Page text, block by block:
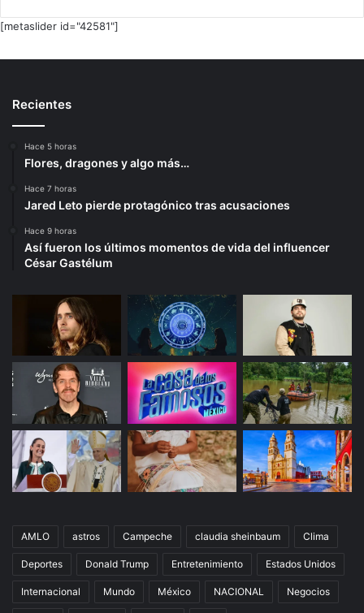
[metaslider id="42581"]
Recientes
Hace 5 horas
Flores, dragones y algo más…
Hace 7 horas
Jared Leto pierde protagónico tras acusaciones
Hace 9 horas
Así fueron los últimos momentos de vida del influencer
César Gastélum
AMLO astros Campeche claudia sheinbaum Clima
Deportes Donald Trump Entretenimiento Estados Unidos
Internacional Mundo México NACIONAL Negocios